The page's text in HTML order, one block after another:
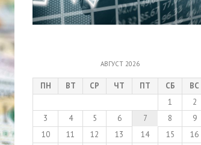
АВГУСТ 2026
ПН ВТ СР ЧТ ПТ СБ
ВС
1
2
3
4 5 6 7 8
9
10
11 12 13 14 15
16